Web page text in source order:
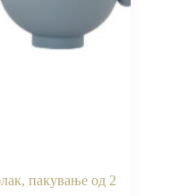
пакување од 2